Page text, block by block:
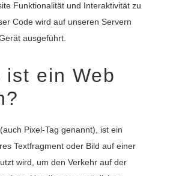
Funktionalität und Interaktivität zu
Code wird auf unseren Servern
ausgeführt.
ist ein Web
Pixel-Tag genannt), ist ein
Textfragment oder Bild auf einer
wird, um den Verkehr auf der